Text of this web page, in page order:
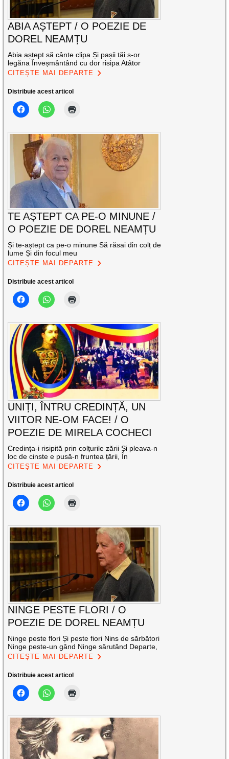
ABIA AȘTEPT / O POEZIE DE
DOREL NEAMȚU
Abia aștept să cânte clipa Și pașii tăi s-or
legăna Înveșmântând cu dor risipa Atâtor
CITEȘTE MAI DEPARTE
Distribuie acest articol
TE AȘTEPT CA PE-O MINUNE /
O POEZIE DE DOREL NEAMȚU
Și te-aștept ca pe-o minune Să răsai din colț de
lume Și din focul meu
CITEȘTE MAI DEPARTE
Distribuie acest articol
UNIȚI, ÎNTRU CREDINȚĂ, UN
VIITOR NE-OM FACE! / O
POEZIE DE MIRELA COCHECI
Credința-i risipită prin colțurile zării Și pleava-n
loc de cinste e pusă-n fruntea țării, În
CITEȘTE MAI DEPARTE
Distribuie acest articol
NINGE PESTE FLORI / O
POEZIE DE DOREL NEAMȚU
Ninge peste flori Și peste fiori Nins de sărbători
Ninge peste-un gând Ninge sărutând Departe,
CITEȘTE MAI DEPARTE
Distribuie acest articol